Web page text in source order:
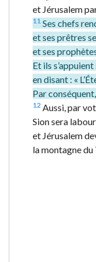
et Jérusalem
11 Ses chefs
et ses prêtres
et ses
Et ils
en disant : «
Par
12 Aussi, par
Sion sera
et Jérusalem
la montagne du